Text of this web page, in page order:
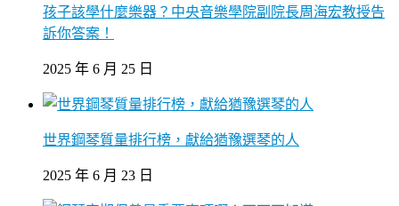
孩子該學什麼樂器？中央音樂學院副院長周海宏教授告
訴你答案！
2025 年 6 月 25 日
世界鋼琴質量排行榜，獻給猶豫選琴的人
2025 年 6 月 23 日